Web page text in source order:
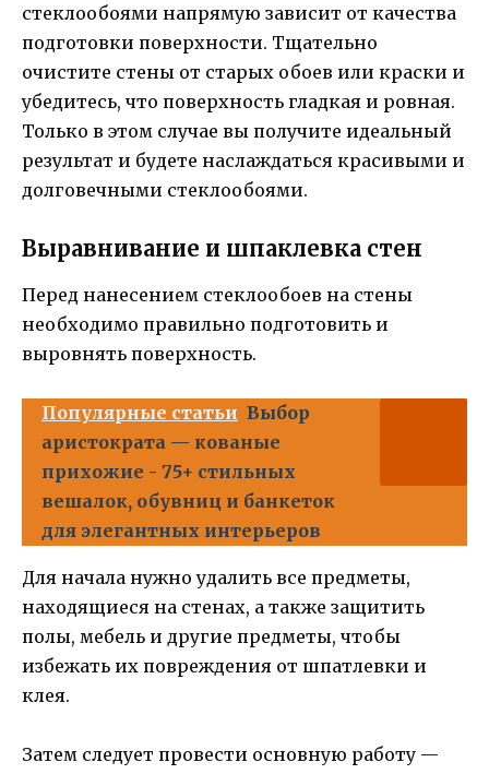
стеклообоями напрямую зависит от качества
подготовки поверхности. Тщательно
очистите стены от старых обоев или краски и
убедитесь, что поверхность гладкая и ровная.
Только в этом случае вы получите идеальный
результат и будете наслаждаться красивыми и
долговечными стеклообоями.
Выравнивание и шпаклевка стен
Перед нанесением стеклообоев на стены
необходимо правильно подготовить и
выровнять поверхность.
Популярные статьи Выбор
аристократа — кованые
прихожие - 75+ стильных
вешалок, обувниц и банкеток
для элегантных интерьеров
Для начала нужно удалить все предметы,
находящиеся на стенах, а также защитить
полы, мебель и другие предметы, чтобы
избежать их повреждения от шпатлевки и
клея.
Затем следует провести основную работу —